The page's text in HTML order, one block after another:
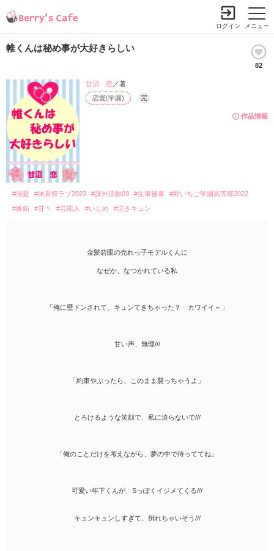
メニュー
ログイン
帷くんは秘め事が大好きらしい
82
作品情報
恋愛(学園) 完
甘沼 恋／著
#溺愛 #体育祭ラブ2023 #課外活動09 #先輩後輩
#野いちご学園高等部2022
#嫉妬
#甘々 #芸能人 #いじめ #泣きキュン
金髪碧眼の売れっ子モデルくんに
なぜか、なつかれている私
「俺に壁ドンされて、キュンてきちゃった？ カワイイ～」
甘い声、無理///
「約束やぶったら、このまま襲っちゃうよ」
とろけるような笑顔で、私に迫らないで///
「俺のことだけを考えながら、夢の中で待っててね」
可愛い年下くんが、Sっぽくイジメてくる///
キュンキュンしすぎて、倒れちゃいそう///